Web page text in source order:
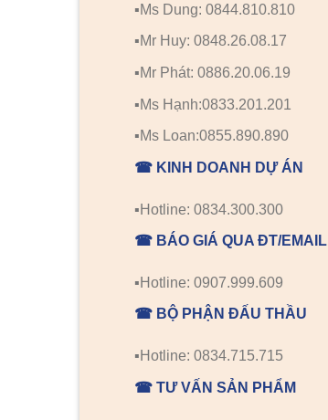
▪️Ms Dung: 0844.810.810
▪️Mr Huy: 0848.26.08.17
▪️Mr Phát: 0886.20.06.19
▪️Ms Hạnh:0833.201.201
▪️Ms Loan:0855.890.890
☎ KINH DOANH DỰ ÁN
▪️Hotline: 0834.300.300
☎ BÁO GIÁ QUA ĐT/EMAIL
▪️Hotline: 0907.999.609
☎ BỘ PHẬN ĐẤU THẦU
▪️Hotline: 0834.715.715
☎ TƯ VẤN SẢN PHẨM